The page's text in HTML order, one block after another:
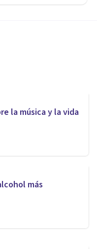
y Gordon
la música y la vida
más
entre el